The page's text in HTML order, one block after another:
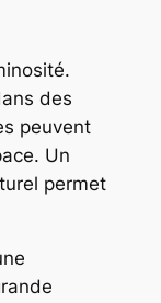
des
peuvent
Un
permet